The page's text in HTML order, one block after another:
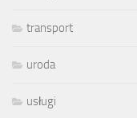
transport
uroda
usługi